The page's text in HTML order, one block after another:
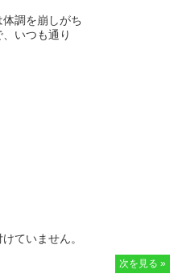
調を崩しがち
いつも通り
ていません。
次を見る »